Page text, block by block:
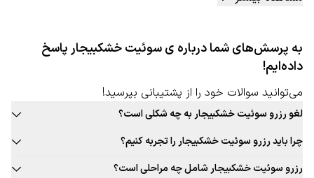
گزینه‌ای مناسب برای اجاره و رزرو اقامتگاه است. اقامتی که هزینه
خواهد داد. باید بدانید که سوئیت‌ها امکاناتی تقریبا مشابه
باآپارتمان‌ها دارند و همان میزان استقلال را ارائه می‌کنند. تفاوت
مهم سوئیت و آپارتمان در وسعت اقامتگاه است. سوئیت‌ها
وسعت کمتری نسبت به آپارتمان‌ها دارند.
اجاره سوئیت خشکبیجار به صورت آنلاین
با توجه به اهمیت اقامت در مسافرخانه‌ها برای سفرهای گروهی،
پیشنهاد می‌کنیم برای اجاره سوئیت خشکبیجار حتما به صفحه
صفحه شهر مقصد خود را وارد کنید و با مشخص کردن تعداد
به پرسش‌های شما درباره ی سوئیت خشکبیجار پاسخ
داده‌ایم!
می‌توانید سوالات خود را از پشتیبانی بپرسید!
لغو رزرو سوئیت خشکبیجار به چه شکلی است؟
قوانین لغو رزرو سوئیت این شهر به صورت ثابت برای تمامی سوئیت قابل
ارائه نیست. حتما در زمان رزرو سوئیت مورد نظر خود به قوانین لغو توجه
کنید.
چرا باید رزرو سوئیت خشکبیجار را تجربه کنیم؟
بافت سنتی و جذاب این شهر، غذاهای محلی و بومی جذاب، فرهنگ غنی،
رزرو سوئیت خشکبیجار شامل چه مراحلی است؟